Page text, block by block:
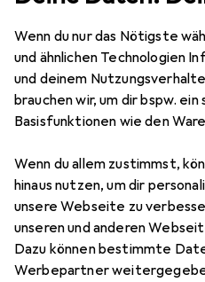
Wenn du nur das Nötigste
und ähnlichen Technologien
und deinem
brauchen wir, um dir bspw. ein
Basisfunktionen wie den
Wenn du allem zustimmst,
hinaus nutzen, um dir
unsere Webseite zu
unseren und anderen
Dazu können bestimmte
Werbepartner
Beliani
140 x 200
Hier findest du passendes
Flayat aus der Kategorie
Relevanz
Produktliste